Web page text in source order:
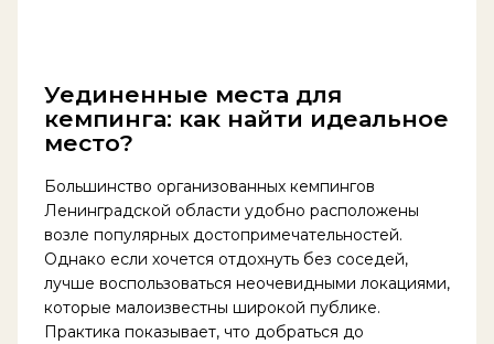
Уединенные места для
кемпинга: как найти идеальное
место?
Большинство организованных кемпингов
Ленинградской области удобно расположены
возле популярных достопримечательностей.
Однако если хочется отдохнуть без соседей,
лучше воспользоваться неочевидными локациями,
которые малоизвестны широкой публике.
Практика показывает, что добраться до